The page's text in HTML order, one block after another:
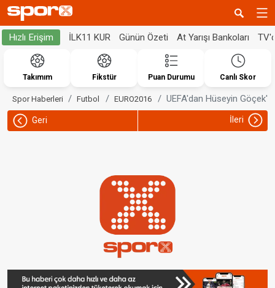
Hızlı Erişim İLK11 KUR Günün Özeti At Yarışı Bankoları
Takımım Fikstür Puan Durumu Canlı Skor
Spor Haberleri Futbol EURO2016 UEFA'dan Hüseyin
Geri İleri